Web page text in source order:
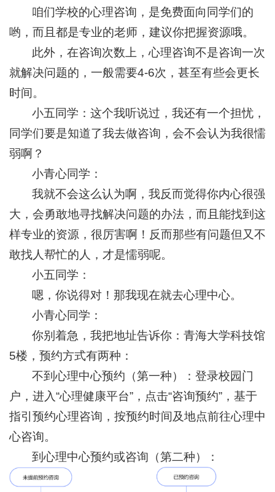
咱们学校的心理咨询，是免费面向同学们的
哟，而且都是专业的老师，建议你把握资源哦。
此外，在咨询次数上，心理咨询不是咨询一次
就解决问题的，一般需要4-6次，甚至有些会更长
时间。
小五同学：这个我听说过，我还有一个担忧，
同学们要是知道了我去做咨询，会不会认为我很懦
弱啊？
小青心同学：
我就不会这么认为啊，我反而觉得你内心很强
大，会勇敢地寻找解决问题的办法，而且能找到这
样专业的资源，很厉害啊！反而那些有问题但又不
敢找人帮忙的人，才是懦弱呢。
小五同学：
嗯，你说得对！那我现在就去心理中心。
小青心同学：
你别着急，我把地址告诉你：青海大学科技馆
5楼，预约方式有两种：
不到心理中心预约（第一种）：登录校园门
户，进入“心理健康平台”，点击“咨询预约”，基于
指引预约心理咨询，按预约时间及地点前往心理中
心咨询。
到心理中心预约或咨询（第二种）：